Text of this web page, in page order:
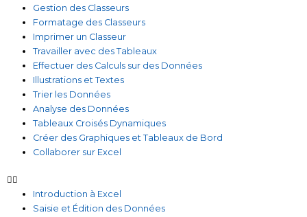
Gestion des Classeurs
Formatage des Classeurs
Imprimer un Classeur
Travailler avec des Tableaux
Effectuer des Calculs sur des Données
Illustrations et Textes
Trier les Données
Analyse des Données
Tableaux Croisés Dynamiques
Créer des Graphiques et Tableaux de Bord
Collaborer sur Excel
Introduction à Excel
Saisie et Édition des Données